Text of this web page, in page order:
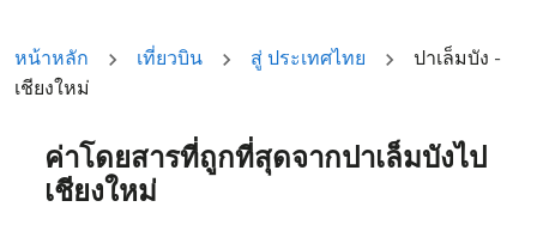
หน้าหลัก เที่ยวบิน สู่ ประเทศไทย
ปาเล็มบัง -
เชียงใหม่
ค่าโดยสารที่ถูกที่สุดจากปาเล็มบังไป
เชียงใหม่
ลองอัปเดตเส้นทางของคุณ (ต้นทางและ/หรือปลายทาง) หรื